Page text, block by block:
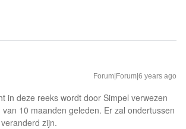
Forum|Forum|6 years ago
in deze reeks wordt door Simpel verwezen
10 maanden geleden. Er zal ondertussen
zijn.